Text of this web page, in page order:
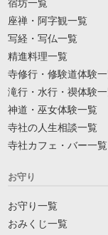
宿坊一覧
座禅・阿字観一覧
写経・写仏一覧
精進料理一覧
寺修行・修験道体験
滝行・水行・禊体験
神道・巫女体験一覧
寺社の人生相談一覧
寺社カフェ・バー一覧
お守り
お守り一覧
おみくじ一覧